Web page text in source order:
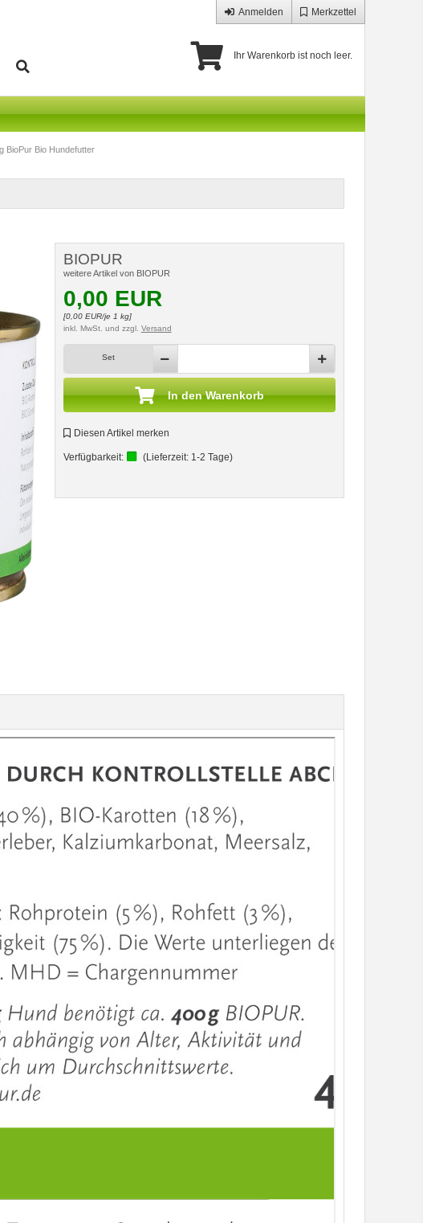
Anmelden Merkzettel
Ihr Warenkorb ist noch leer.
BioPur Bio Hundefutter
BIOPUR
weitere Artikel von BIOPUR
0,00 EUR
[0,00EUR/je 1 kg]
inkl. MwSt. und zzgl. Versand
Set
In den Warenkorb
Diesen Artikel merken
Verfügbarkeit: (Lieferzeit: 1-2 Tage)